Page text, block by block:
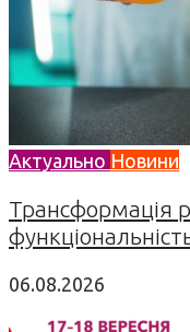
Актуально Новини
Трансформація
06.08.2026